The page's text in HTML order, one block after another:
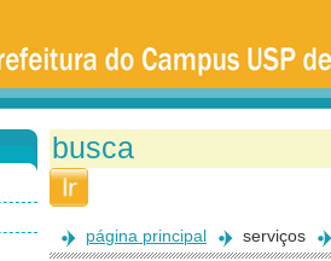
página principal serviços